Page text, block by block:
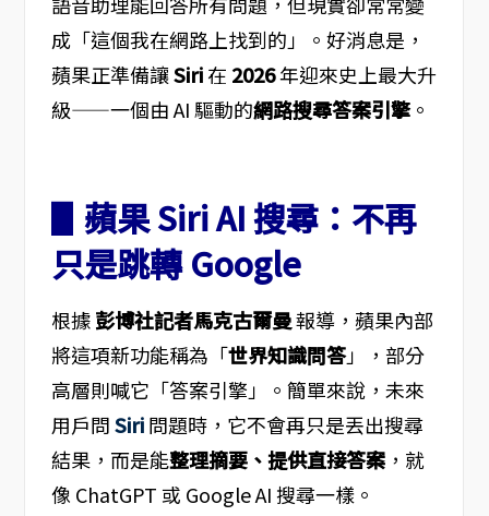
成「這個我在網路上找到的」。好消息是，
蘋果正準備讓Siri在 2026年迎來史上最大升
級——一個由 AI 驅動的網路搜尋答案引擎。
▋蘋果 Siri AI 搜尋：不再
只是跳轉 Google
根據彭博社記者馬克古爾曼報導，蘋果內部
將這項新功能稱為「世界知識問答」，部分
高層則喊它「答案引擎」。簡單來說，未來
用戶問Siri問題時，它不會再只是丟出搜尋
結果，而是能整理摘要、提供直接答案，就
像 ChatGPT 或 Google AI 搜尋一樣。